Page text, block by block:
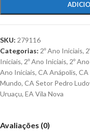
SKU: 279116
Categorias: 2º Ano Iniciais,
Iniciais, 2º Ano Iniciais, 2º
Ano Iniciais, CA Anápolis, CA
Mundo, CA Setor Pedro
Uruaçu, EA Vila Nova
Avaliações (0)